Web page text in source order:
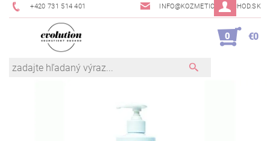
+420 731 514 401 INFO@KOZMETICKYOBCHOD.SK
0 €0